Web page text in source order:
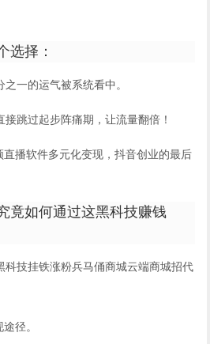
选择：
一的运气被系统看中。
跳过起步阵痛期，让流量翻倍！
播软件多元化变现，抖音创业的最后
竟如何通过这黑科技赚钱
径。